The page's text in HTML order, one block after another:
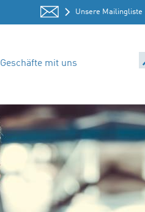
Unsere Mailingliste
Geschäfte mit uns